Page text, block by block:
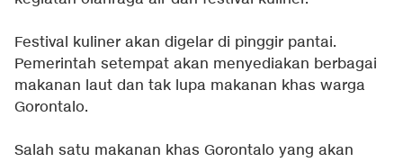
Festival kuliner akan digelar di pinggir pantai.
Pemerintah setempat akan menyediakan berbagai
makanan laut dan tak lupa makanan khas warga
Gorontalo.
Salah satu makanan khas Gorontalo yang akan